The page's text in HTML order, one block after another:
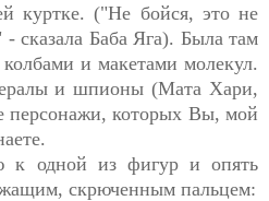
куртке. ("Не бойся, это не
сказала Баба Яга). Была там
и макетами молекул.
и шпионы (Мата Хари,
персонажи, которых Вы, мой
к одной из фигур и опять
скрюченным пальцем: